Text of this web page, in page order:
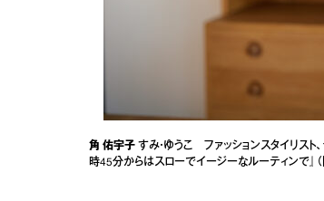
角 佑宇子 すみ・ゆうこ ファッションスタイリスト
時45分からはスローでイージーなルーティンで』